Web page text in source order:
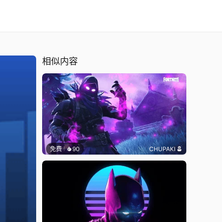
相似内容
免费 90 CHUPAKI